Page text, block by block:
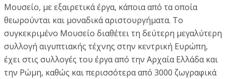
Μουσείο, με εξαιρετικά έργα, κάποια από τα οποία
θεωρούνται και μοναδικά αριστουργήματα. Το
συγκεκριμένο Μουσείο διαθέτει τη δεύτερη μεγαλύτερη
συλλογή αιγυπτιακής τέχνης στην κεντρική Ευρώπη,
έχει στις συλλογές του έργα από την Αρχαία Ελλάδα και
την Ρώμη, καθώς και περισσότερα από 3000 ζωγραφικά